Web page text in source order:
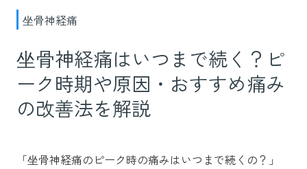
坐骨神経痛
坐骨神経痛はいつまで続く？ピ
ーク時期や原因・おすすめ痛み
の改善法を解説
「坐骨神経痛のピーク時の痛みはいつまで続くの？」